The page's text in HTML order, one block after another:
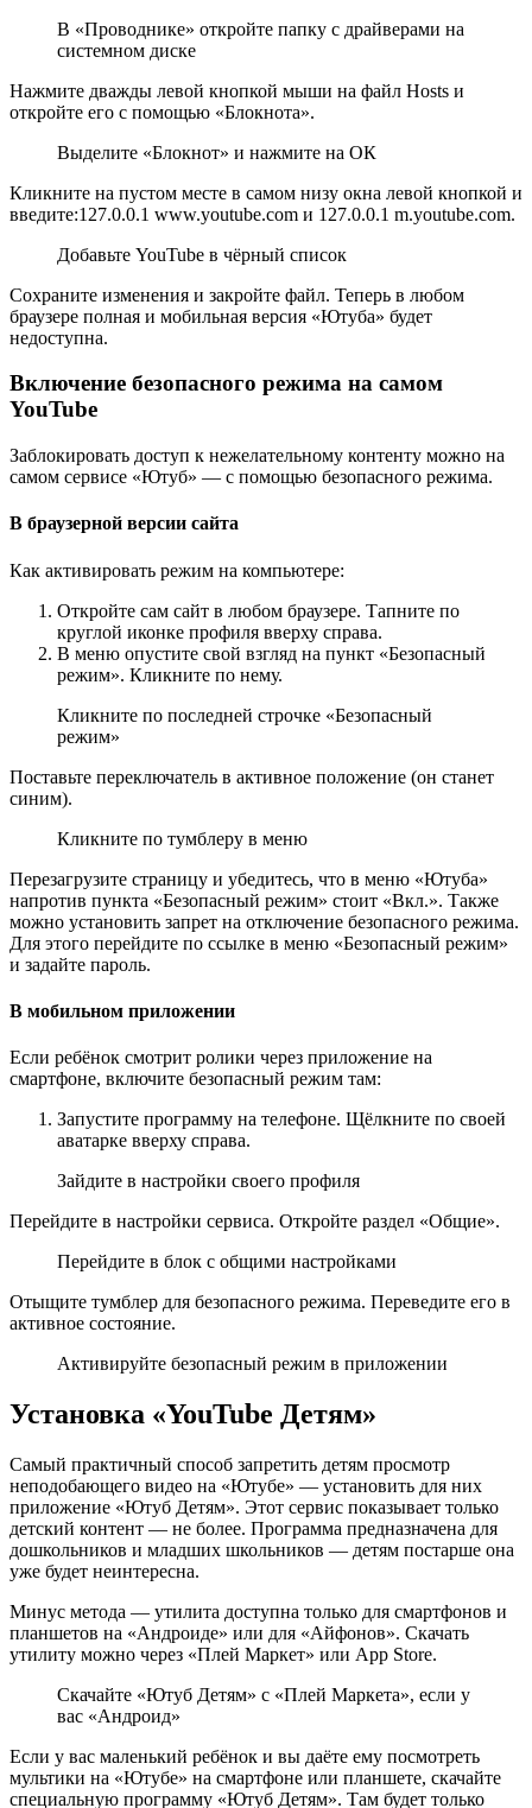
В «Проводнике» откройте папку с драйверами на
системном диске
Нажмите дважды левой кнопкой мыши на файл Hosts и
откройте его с помощью «Блокнота».
Выделите «Блокнот» и нажмите на ОК
Кликните на пустом месте в самом низу окна левой кнопкой и
введите:127.0.0.1 www.youtube.com и 127.0.0.1 m.youtube.com.
Добавьте YouTube в чёрный список
Сохраните изменения и закройте файл. Теперь в любом
браузере полная и мобильная версия «Ютуба» будет
недоступна.
Включение безопасного режима на самом
YouTube
Заблокировать доступ к нежелательному контенту можно на
самом сервисе «Ютуб» — с помощью безопасного режима.
В браузерной версии сайта
Как активировать режим на компьютере:
Откройте сам сайт в любом браузере. Тапните по
круглой иконке профиля вверху справа.
В меню опустите свой взгляд на пункт «Безопасный
режим». Кликните по нему.
Кликните по последней строчке «Безопасный
режим»
Поставьте переключатель в активное положение (он станет
синим).
Кликните по тумблеру в меню
Перезагрузите страницу и убедитесь, что в меню «Ютуба»
напротив пункта «Безопасный режим» стоит «Вкл.». Также
можно установить запрет на отключение безопасного режима.
Для этого перейдите по ссылке в меню «Безопасный режим»
и задайте пароль.
В мобильном приложении
Если ребёнок смотрит ролики через приложение на
смартфоне, включите безопасный режим там:
Запустите программу на телефоне. Щёлкните по своей
аватарке вверху справа.
Зайдите в настройки своего профиля
Перейдите в настройки сервиса. Откройте раздел «Общие».
Перейдите в блок с общими настройками
Отыщите тумблер для безопасного режима. Переведите его в
активное состояние.
Активируйте безопасный режим в приложении
Установка «YouTube Детям»
Самый практичный способ запретить детям просмотр
неподобающего видео на «Ютубе» — установить для них
приложение «Ютуб Детям». Этот сервис показывает только
детский контент — не более. Программа предназначена для
дошкольников и младших школьников — детям постарше она
уже будет неинтересна.
Минус метода — утилита доступна только для смартфонов и
планшетов на «Андроиде» или для «Айфонов». Скачать
утилиту можно через «Плей Маркет» или App Store.
Скачайте «Ютуб Детям» с «Плей Маркета», если у
вас «Андроид»
Если у вас маленький ребёнок и вы даёте ему посмотреть
мультики на «Ютубе» на смартфоне или планшете, скачайте
специальную программу «Ютуб Детям». Там будет только